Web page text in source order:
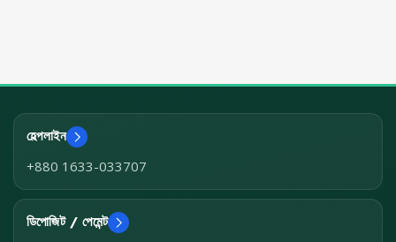
হেল্পলাইন
+880 1633-033707
ডিপোজিট / পেমেন্ট